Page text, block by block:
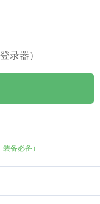
录器）
备必备）